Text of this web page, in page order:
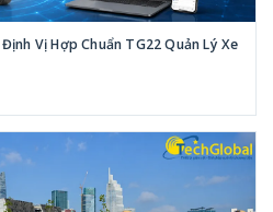
Vị Hợp Chuẩn TG22 Quản Lý Xe